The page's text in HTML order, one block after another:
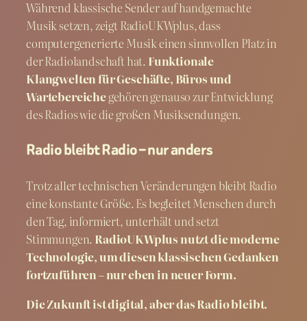
Während klassische Sender auf handgemachte
Musik setzen, zeigt RadioUKWplus, dass
computergenerierte Musik einen sinnvollen Platz in
der Radiolandschaft hat. Funktionale
Klangwelten für Geschäfte, Büros und
Wartebereichegehören genauso zur Entwicklung
des Radios wie die großen Musiksendungen.
Radio bleibt Radio – nur anders
Trotz aller technischen Veränderungen bleibt Radio
eine konstante Größe. Es begleitet Menschen durch
den Tag, informiert, unterhält und setzt
Stimmungen. RadioUKWplus nutzt die moderne
Technologie, um diesen klassischen Gedanken
fortzuführen – nur eben in neuer Form.
Die Zukunft ist digital, aber das Radio bleibt.